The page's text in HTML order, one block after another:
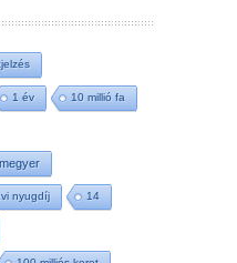
1 év 10 millió fa
nyugdíj 14